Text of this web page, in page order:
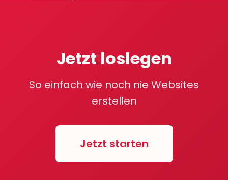
Jetzt loslegen
So einfach wie noch nie Websites
erstellen
Jetzt starten